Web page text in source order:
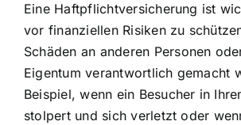
Eine Haftpflichtversicherung ist
vor finanziellen Risiken zu
Schäden an anderen Personen
Eigentum verantwortlich gemacht
Beispiel, wenn ein Besucher in
stolpert und sich verletzt oder